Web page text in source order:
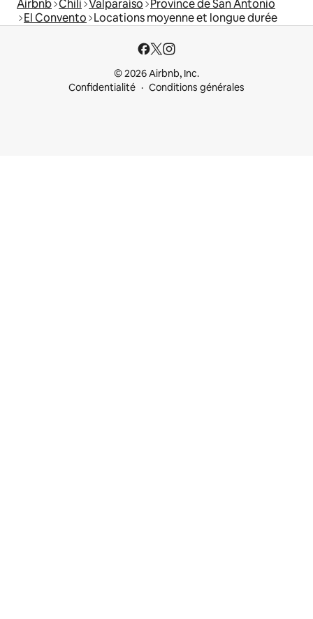
Airbnb Chili Valparaíso
Province de San Antonio
El Convento Locations moyenne et longue durée
© 2026 Airbnb, Inc.
Confidentialité
Conditions générales